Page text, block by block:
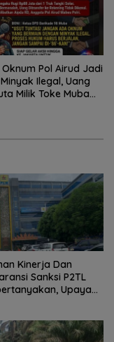
Pol Airud Jadi
Ilegal, Uang
Milik Toke Muba
Kinerja Dan
Sanksi P2TL
Upaya